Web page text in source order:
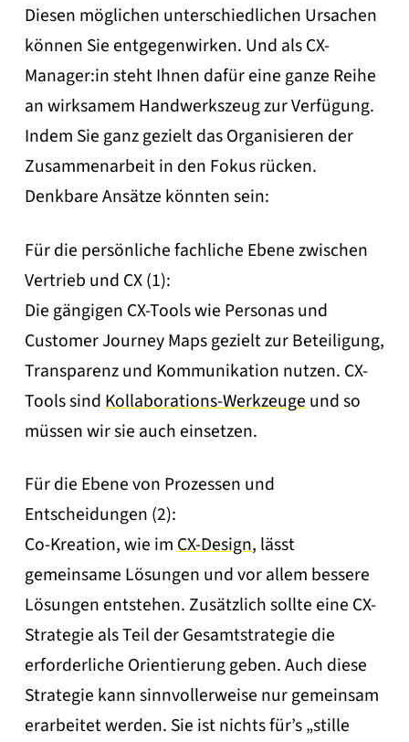
Diesen möglichen unterschiedlichen Ursachen
können Sie entgegenwirken. Und als CX-
Manager:in steht Ihnen dafür eine ganze Reihe
an wirksamem Handwerkszeug zur Verfügung.
Indem Sie ganz gezielt das Organisieren der
Zusammenarbeit in den Fokus rücken.
Denkbare Ansätze könnten sein:
Für die persönliche fachliche Ebene zwischen
Vertrieb und CX (1):
Die gängigen CX-Tools wie Personas und
Customer Journey Maps gezielt zur Beteiligung,
Transparenz und Kommunikation nutzen. CX-
Tools sindKollaborations-Werkzeugeund so
müssen wir sie auch einsetzen.
Für die Ebene von Prozessen und
Entscheidungen (2):
Co-Kreation, wie imCX-Design, lässt
gemeinsame Lösungen und vor allem bessere
Lösungen entstehen. Zusätzlich sollte eine CX-
Strategie als Teil der Gesamtstrategie die
erforderliche Orientierung geben. Auch diese
Strategie kann sinnvollerweise nur gemeinsam
erarbeitet werden. Sie ist nichts für’s „stille